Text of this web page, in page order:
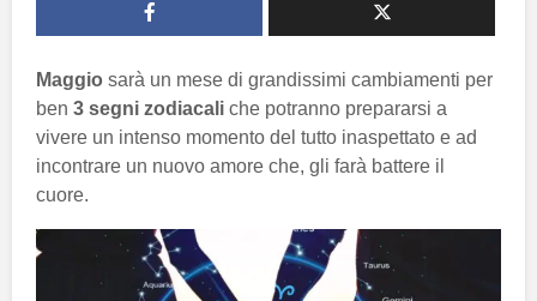
Maggio sarà un mese di grandissimi cambiamenti per
ben 3 segni zodiacali che potranno prepararsi a
vivere un intenso momento del tutto inaspettato e ad
incontrare un nuovo amore che, gli farà battere il
cuore.